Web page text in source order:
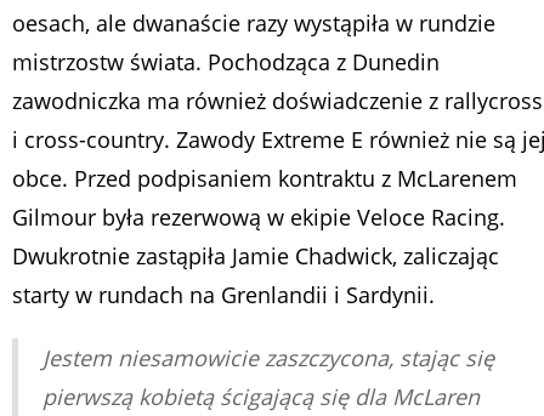
oesach, ale dwanaście razy wystąpiła w rundzie
mistrzostw świata. Pochodząca z Dunedin
zawodniczka ma również doświadczenie z
i cross-country. Zawody Extreme E również nie są
obce. Przed podpisaniem kontraktu z McLarenem
Gilmour była rezerwową w ekipie Veloce Racing.
Dwukrotnie zastąpiła Jamie Chadwick, zaliczając
starty w rundach na Grenlandii i Sardynii.
Jestem niesamowicie zaszczycona, stając się
pierwszą kobietą ścigającą się dla McLaren